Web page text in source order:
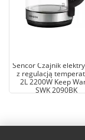
Sencor Czajnik
z regulacją
2L 2200W Keep
SWK 2090BK